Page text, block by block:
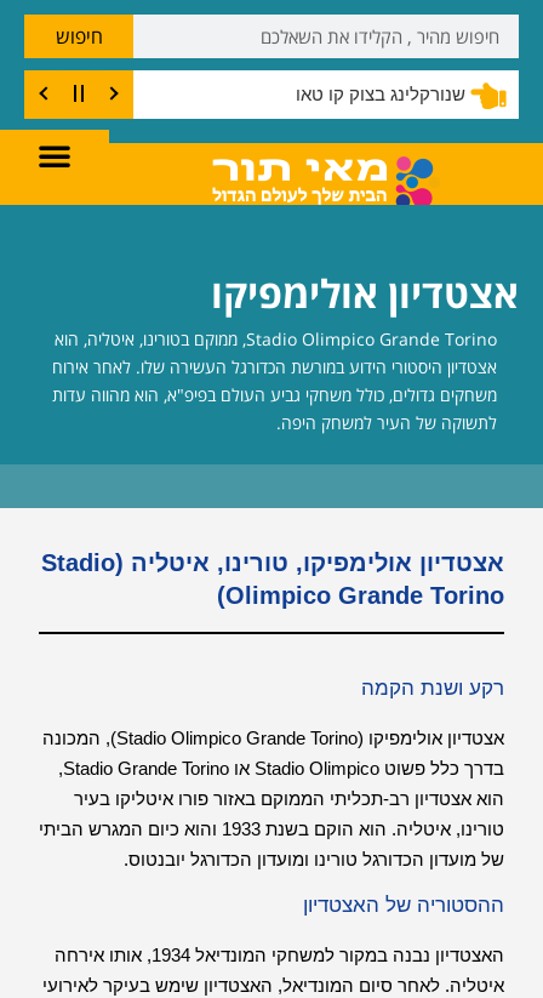
שנורקלינג בצוק קו טאו
חיפוש
אצטדיון אולימפיקו
Stadio Olimpico Grande Torino, ממוקם בטורינו, איטליה, הוא
אצטדיון היסטורי הידוע במורשת הכדורגל העשירה שלו. לאחר אירוח
משחקים גדולים, כולל משחקי גביע העולם בפיפ"א, הוא מהווה עדות
לתשוקה של העיר למשחק היפה.
אצטדיון אולימפיקו, טורינו, איטליה (Stadio
Olimpico Grande Torino)
רקע ושנת הקמה
אצטדיון אולימפיקו (Stadio Olimpico Grande Torino), המכונה
בדרך כלל פשוט Stadio Olimpico או Stadio Grande Torino,
הוא אצטדיון רב-תכליתי הממוקם באזור פורו איטליקו בעיר
טורינו, איטליה. הוא הוקם בשנת 1933 והוא כיום המגרש הביתי
של מועדון הכדורגל טורינו ומועדון הכדורגל יובנטוס.
ההסטוריה של האצטדיון
האצטדיון נבנה במקור למשחקי המונדיאל 1934, אותו אירחה
איטליה. לאחר סיום המונדיאל, האצטדיון שימש בעיקר לאירועי